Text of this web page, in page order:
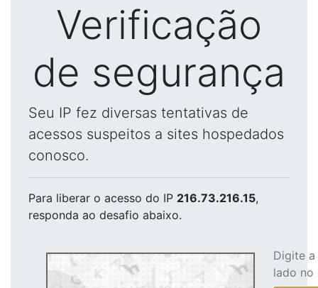
Verificação
de segurança
Seu IP fez diversas tentativas de
acessos suspeitos a sites hospedados
conosco.
Para liberar o acesso do IP 216.73.216.15,
responda ao desafio abaixo.
Digite
lado no